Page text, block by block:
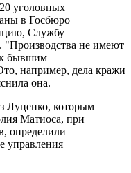
уголовных
в Госбюро
Службу
"Производства не имеют
бывшим
например, дела кражи
она.
Луценко, которым
Матиоса, при
определили
управления